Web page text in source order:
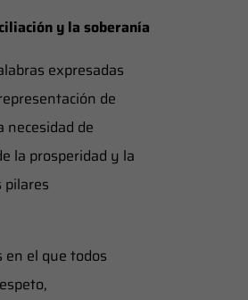
y la soberanía
expresadas
de
necesidad de
la prosperidad y la
pilares
en el que todos